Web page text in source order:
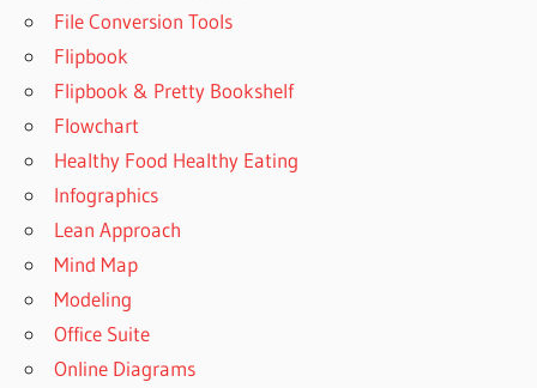
File Conversion Tools
Flipbook
Flipbook & Pretty Bookshelf
Flowchart
Healthy Food Healthy Eating
Infographics
Lean Approach
Mind Map
Modeling
Office Suite
Online Diagrams